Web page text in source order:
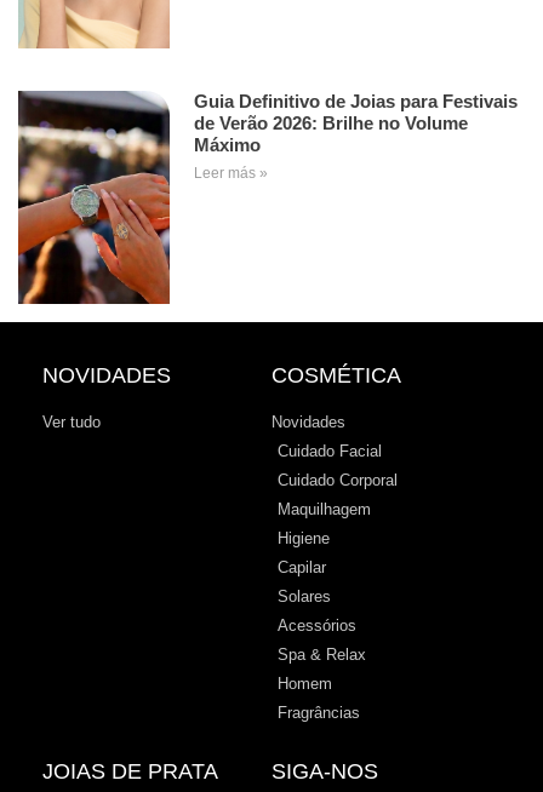
Guia Definitivo de Joias para Festivais
de Verão 2026: Brilhe no Volume
Máximo
Leer más »
NOVIDADES
Ver tudo
COSMÉTICA
Novidades
Cuidado Facial
Cuidado Corporal
Maquilhagem
Higiene
Capilar
Solares
Acessórios
Spa & Relax
Homem
Fragrâncias
JOIAS DE PRATA SIGA-NOS